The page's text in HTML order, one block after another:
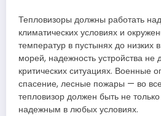
Тепловизоры должны работать
климатических условиях и
температур в пустынях до низких
морей, надежность устройства не
критических ситуациях. Военные
спасение, лесные пожары — во
тепловизор должен быть не
надежным в любых условиях.